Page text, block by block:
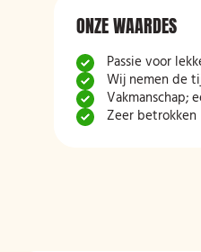
ONZE WAARDES
Passie voor
Wij nemen de
Vakmanschap;
Zeer betrokken